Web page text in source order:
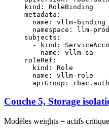
kind : RoleBinding
metadata :
  name
: vllm-binding
  namespace
: llm-prod
subjects :
  -
kind :
    name
: vllm-sa
roleRef :
  kind
: Role
  name
: vllm-role
  apiGroup
:
Couche 5, Storage
Modèles weights = actifs